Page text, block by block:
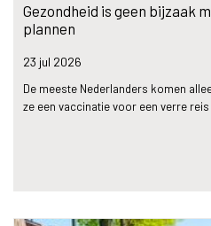
Gezondheid is geen bijzaak
plannen
23 jul 2026
De meeste Nederlanders komen
ze een vaccinatie voor een verre